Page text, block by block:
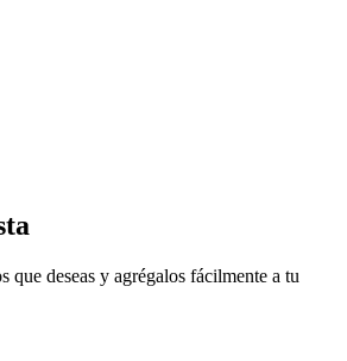
que deseas y agrégalos fácilmente a tu